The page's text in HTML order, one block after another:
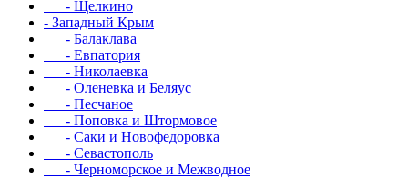
- Щелкино
- Западный Крым
- Балаклава
- Евпатория
- Николаевка
- Оленевка и Беляус
- Песчаное
- Поповка и Штормовое
- Саки и Новофедоровка
- Севастополь
- Черноморское и Межводное